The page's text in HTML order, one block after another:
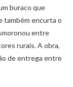
buraco que
também encurta o
entre
rurais. A obra,
de entrega entre